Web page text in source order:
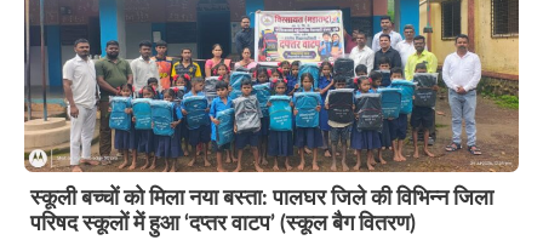
स्कूली बच्चों को मिला नया बस्ता: पालघर जिले की विभिन्न जिला
परिषद स्कूलों में हुआ ‘दप्तर वाटप’ (स्कूल बैग वितरण)